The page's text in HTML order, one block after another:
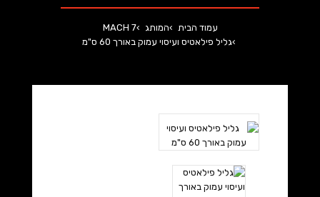
עמוד הבית המותג
MACH 7
גליל פילאטיס ועיסוי עמוק באורך 60 ס"מ